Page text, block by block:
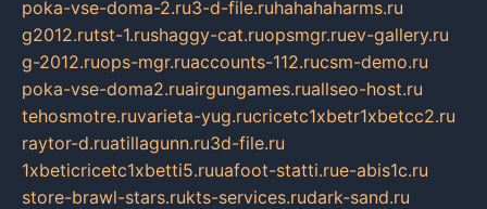
poka-vse-doma-2.ru3-d-file.ruhahahaharms.ru
g2012.rutst-1.rushaggy-cat.ruopsmgr.ruev-gallery.ru
g-2012.ruops-mgr.ruaccounts-112.rucsm-demo.ru
poka-vse-doma2.ruairgungames.ruallseo-host.ru
tehosmotre.ruvarieta-yug.rucricetc1xbetr1xbetcc2.ru
raytor-d.ruatillagunn.ru3d-file.ru
1xbeticricetc1xbetti5.ruuafoot-statti.rue-abis1c.ru
store-brawl-stars.rukts-services.rudark-sand.ru